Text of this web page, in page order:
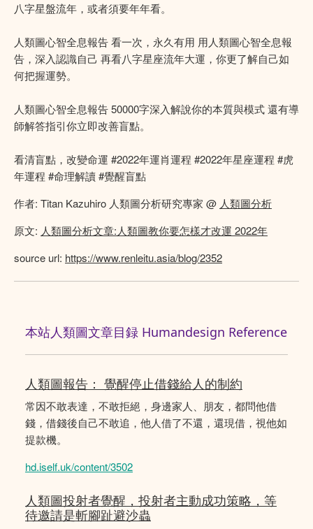
八字星盤流年，或者須要年年看。
人類圖心智全息報告 看一次，永久有用 用人類圖心智全息報
告，深入認識自己 再看八字星座流年大運，你更了解自己如
何把握運勢。
人類圖心智全息報告 50000字深入解說你的本質與模式 還有導
師解答指引你立即改善盲點。
看清盲點，改變命運 #2022年運肖運程 #2022年星座運程 #虎
年運程 #命理解讀 #覺醒盲點
作者: Titan Kazuhiro 人類圖分析研究專家 @ 人類圖分析
原文: 人類圖分析文章:人類圖教你要怎樣才改運 2022年
source url: https://www.renleitu.asia/blog/2352
本站人類圖文章目録 Humandesign Reference
人類圖報告： 覺醒停止借錢給人的制約
常因不敢表達，不敢拒絕，身邊家人、朋友，都問他借
錢，借錢後自己不敢追，他人借了不還，還現借，視他如
提款機。
hd.iself.uk/content/3502
人類圖投射者覺醒，投射者主動成功策略，等
待邀請是斬腳趾避沙蟲